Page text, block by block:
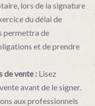
lors de la signature
du délai de
permettra de
et de prendre
de vente : Lisez
avant de le signer.
aux professionnels